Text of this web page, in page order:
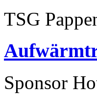
TSG
Sponsor